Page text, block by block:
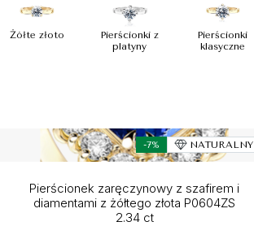
Żółte złoto
Pierścionki z
platyny
Pierścionki
klasyczne
-7% NATURALNY
Pierścionek zaręczynowy z szafirem i
diamentami z żółtego złota P0604ZS
2.34 ct